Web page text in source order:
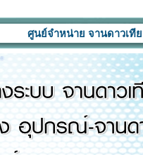
ำหน่าย จานดาวเทียม กล้องว